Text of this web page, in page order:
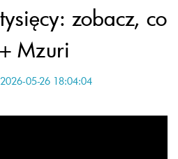
zobacz, co
Mzuri
2026-05-26 18:04:04